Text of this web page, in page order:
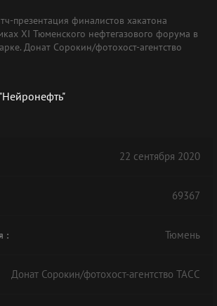
презентация финалистов хакатона
XI Тюменского нефтегазового форума в
Донат Сорокин/фотохост-агентство
22 сентября 2020
69367
: Тюмень
Донат Сорокин/фотохост-агентство ТАСС